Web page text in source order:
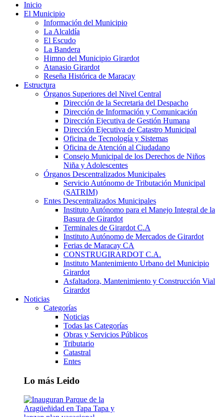
Inicio
El Municipio
Información del Municipio
La Alcaldía
El Escudo
La Bandera
Himno del Municipio Girardot
Atanasio Girardot
Reseña Histórica de Maracay
Estructura
Órganos Superiores del Nivel Central
Dirección de la Secretaria del Despacho
Dirección de Información y Comunicación
Dirección Ejecutiva de Gestión Humana
Dirección Ejecutiva de Catastro Municipal
Oficina de Tecnología y Sistemas
Oficina de Atención al Ciudadano
Consejo Municipal de los Derechos de Niños
Niña y Adolescentes
Órganos Descentralizados Municipales
Servicio Autónomo de Tributación Municipal
(SATRIM)
Entes Descentralizados Municipales
Instituto Autónomo para el Manejo Integral de la
Basura de Girardot
Terminales de Girardot C.A
Instituto Autónomo de Mercados de Girardot
Ferias de Maracay CA
CONSTRUGIRARDOT C.A.
Instituto Mantenimiento Urbano del Municipio
Girardot
Asfaltadora, Mantenimiento y Construcción Vial
Girardot
Noticias
Categorías
Noticias
Todas las Categorías
Obras y Servicios Públicos
Tributario
Catastral
Entes
Lo más Leido